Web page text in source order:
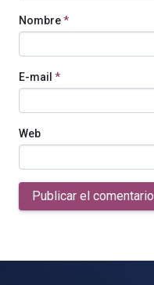
Nombre*
E-mail *
Web
Publicar el comentario